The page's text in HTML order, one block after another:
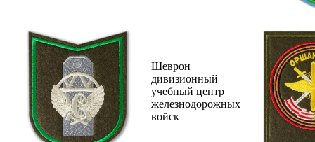
Шеврон
дивизионный
учебный центр
железнодорожных
войск